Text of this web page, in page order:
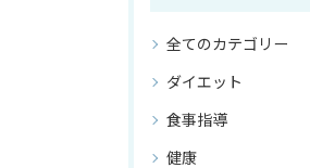
全てのカテゴリー
ダイエット
食事指導
健康